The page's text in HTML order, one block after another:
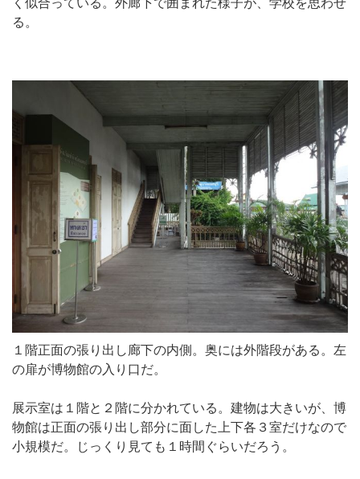
く似合っている。外廊下で囲まれた様子が、学校を思わせ
る。
１階正面の張り出し廊下の内側。奥には外階段がある。左
の扉が博物館の入り口だ。
展示室は１階と２階に分かれている。建物は大きいが、博
物館は正面の張り出し部分に面した上下各３室だけなので
小規模だ。じっくり見ても１時間ぐらいだろう。